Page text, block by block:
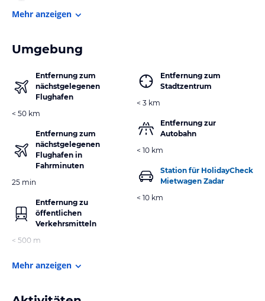
Mehr anzeigen
Umgebung
Entfernung zum
nächstgelegenen
Flughafen
< 50 km
Entfernung zum
nächstgelegenen
Flughafen in
Fahrminuten
25 min
Entfernung zu
öffentlichen
Verkehrsmitteln
< 500 m
Entfernung zum
Stadtzentrum
< 3 km
Entfernung zur
Autobahn
< 10 km
Station für HolidayCheck
Mietwagen Zadar
< 10 km
Mehr anzeigen